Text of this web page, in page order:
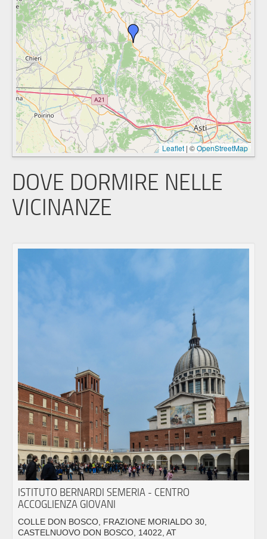
Leaflet | ©OpenStreetMap
DOVE DORMIRE NELLE
VICINANZE
ISTITUTO BERNARDI SEMERIA - CENTRO
ACCOGLIENZA GIOVANI
COLLE DON BOSCO, FRAZIONE MORIALDO 30,
CASTELNUOVO DON BOSCO, 14022, AT